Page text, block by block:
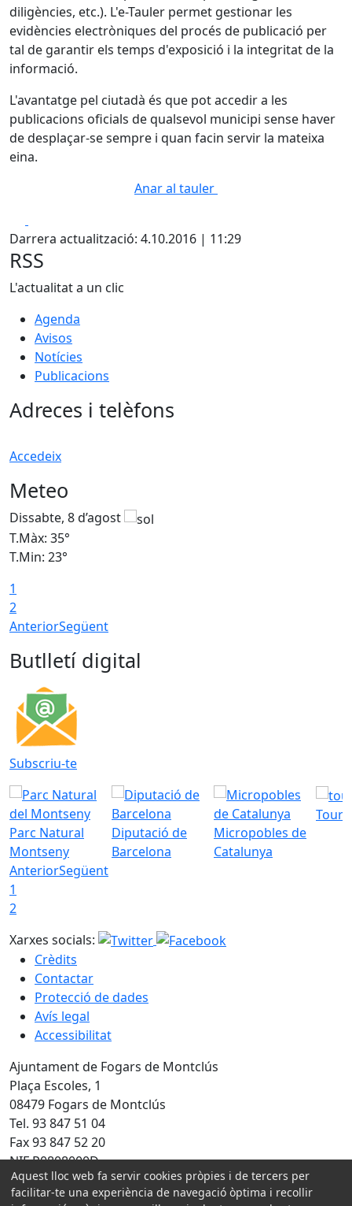
diligències, etc.). L'e-Tauler permet gestionar les
evidències electròniques del procés de publicació per
tal de garantir els temps d'exposició i la integritat de la
informació.
L'avantatge pel ciutadà és que pot accedir a les
publicacions oficials de qualsevol municipi sense haver
de desplaçar-se sempre i quan facin servir la mateixa
eina.
Anar al tauler
Darrera actualització: 4.10.2016 | 11:29
RSS
L'actualitat a un clic
Agenda
Avisos
Notícies
Publicacions
Adreces i telèfons
Accedeix
Meteo
Dissabte, 8 d’agost
T.Màx: 35°
T.Min: 23°
1
2
AnteriorSegüent
Butlletí digital
Subscriu-te
Parc Natural
Montseny
Diputació de
Barcelona
Micropobles de
Catalunya
AnteriorSegüent
1
2
Xarxes socials:
Crèdits
Contactar
Protecció de dades
Avís legal
Accessibilitat
Ajuntament de Fogars de Montclús
Plaça Escoles, 1
08479 Fogars de Montclús
Tel. 93 847 51 04
Fax 93 847 52 20
NIF P0808000D
Amb la col·laboració de:
Aquest lloc web fa servir cookies pròpies i de tercers per
facilitar-te una experiència de navegació òptima i recollir